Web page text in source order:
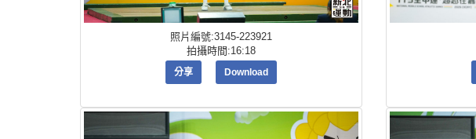
照片編號:3145-223921
拍攝時間:16:18
分享 Download